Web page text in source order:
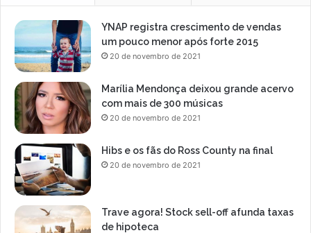
YNAP registra crescimento de vendas
um pouco menor após forte 2015
20 de novembro de 2021
Marília Mendonça deixou grande acervo
com mais de 300 músicas
20 de novembro de 2021
Hibs e os fãs do Ross County na final
20 de novembro de 2021
Trave agora! Stock sell-off afunda taxas
de hipoteca